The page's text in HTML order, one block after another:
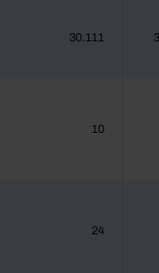
30.111
10
24